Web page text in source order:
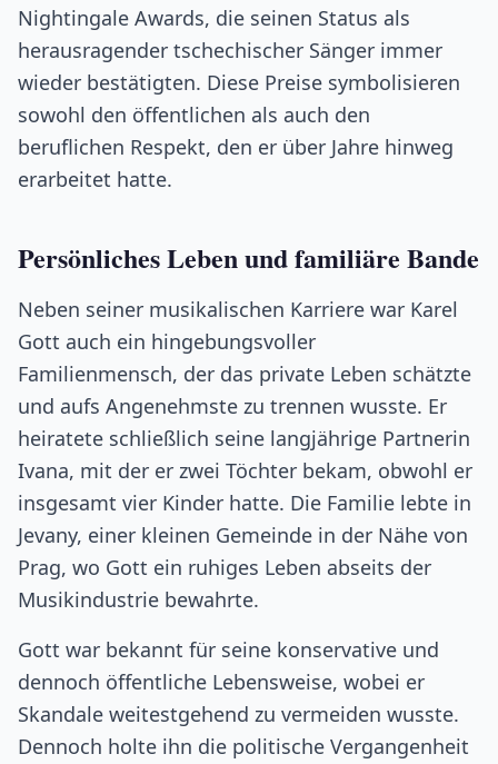
Nightingale Awards, die seinen Status als
herausragender tschechischer Sänger immer
wieder bestätigten. Diese Preise symbolisieren
sowohl den öffentlichen als auch den
beruflichen Respekt, den er über Jahre hinweg
erarbeitet hatte.
Persönliches Leben und familiäre Bande
Neben seiner musikalischen Karriere war Karel
Gott auch ein hingebungsvoller
Familienmensch, der das private Leben schätzte
und aufs Angenehmste zu trennen wusste. Er
heiratete schließlich seine langjährige Partnerin
Ivana, mit der er zwei Töchter bekam, obwohl er
insgesamt vier Kinder hatte. Die Familie lebte in
Jevany, einer kleinen Gemeinde in der Nähe von
Prag, wo Gott ein ruhiges Leben abseits der
Musikindustrie bewahrte.
Gott war bekannt für seine konservative und
dennoch öffentliche Lebensweise, wobei er
Skandale weitestgehend zu vermeiden wusste.
Dennoch holte ihn die politische Vergangenheit